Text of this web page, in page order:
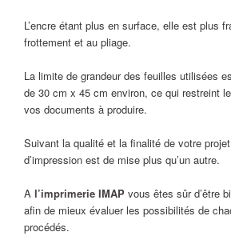
L’encre étant plus en surface, elle est plus
frottement et au pliage.
La limite de grandeur des feuilles utilisées
de 30 cm x 45 cm environ, ce qui restreint
vos documents à produire.
Suivant la qualité et la finalité de votre
d’impression est de mise plus qu’un autre.
A l’imprimerie IMAPvous êtes sûr d’être
afin de mieux évaluer les possibilités de
procédés.